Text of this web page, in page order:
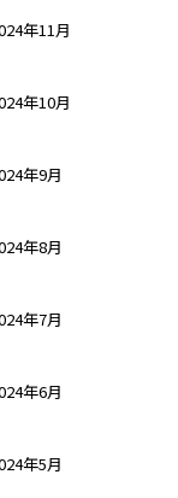
年11月
年10月
年9月
年8月
年7月
年6月
年5月